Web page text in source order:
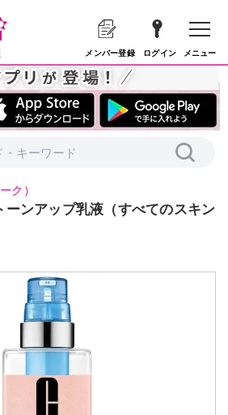
メンバー登録 ログイン メニュー
ク ）
ーンアップ乳液（すべてのスキン